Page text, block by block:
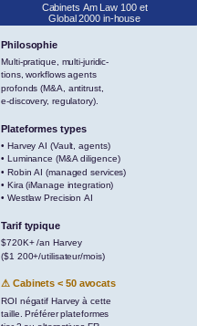
Cabinets Am Law 100 et
Global 2000 in-house
Philosophie
Multi-pratique, multi-juridic-
tions, workflows agents
profonds (M&A, antitrust,
e-discovery, regulatory).
Plateformes types
• Harvey AI (Vault, agents)
• Luminance (M&A diligence)
• Robin AI (managed services)
• Kira (iManage integration)
• Westlaw Precision AI
Tarif typique
$720K+ /an Harvey
($1 200+/utilisateur/mois)
⚠ Cabinets < 50 avocats
ROI négatif Harvey à cette
taille. Préférer plateformes